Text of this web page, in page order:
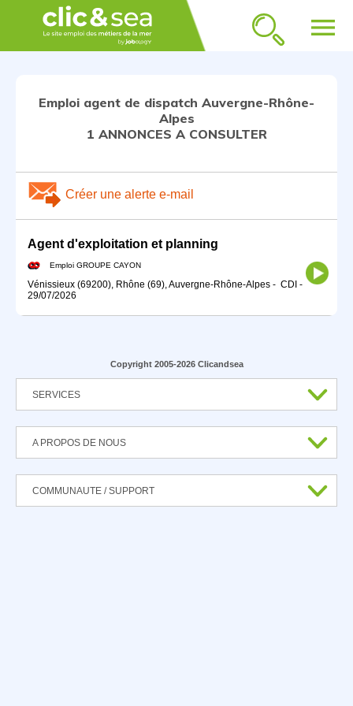
menu
Emploi agent de dispatch Auvergne-Rhône-
Alpes
1 ANNONCES A CONSULTER
Créer une alerte e-mail
Agent d'exploitation et planning
Emploi GROUPE CAYON
Vénissieux (69200), Rhône (69), Auvergne-Rhône-Alpes - CDI -
29/07/2026
Copyright 2005-2026 Clicandsea
SERVICES
A PROPOS DE NOUS
COMMUNAUTE / SUPPORT